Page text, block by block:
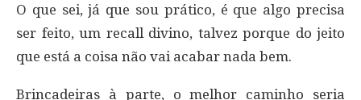
O que sei, já que sou prático, é que algo precisa
ser feito, um recall divino, talvez porque do jeito
que está a coisa não vai acabar nada bem.
Brincadeiras à parte, o melhor caminho seria